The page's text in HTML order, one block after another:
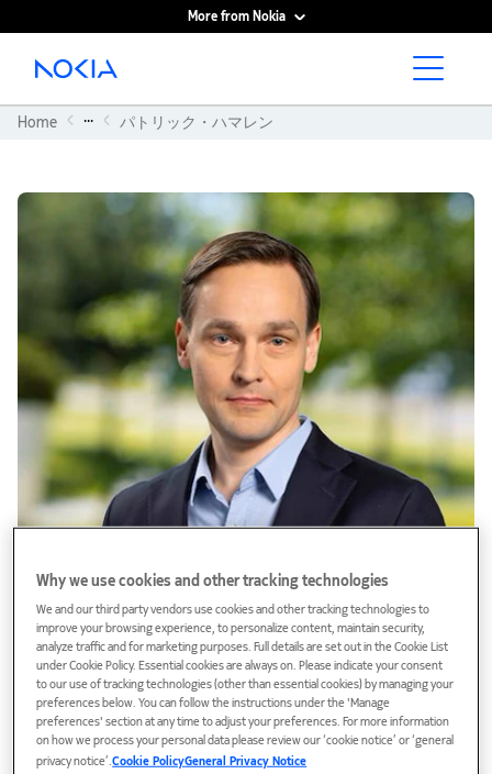
More from Nokia
Main content
Home ... パトリック・ハマレン
Why we use cookies and other tracking technologies
We and our third party vendors use cookies and other tracking technologies to
improve your browsing experience, to personalize content, maintain security,
analyze traffic and for marketing purposes. Full details are set out in the Cookie List
under Cookie Policy. Essential cookies are always on. Please indicate your consent
to our use of tracking technologies (other than essential cookies) by managing your
preferences below. You can follow the instructions under the 'Manage
preferences' section at any time to adjust your preferences. For more information
on how we process your personal data please review our ‘cookie notice’ or ‘general
privacy notice’.Cookie PolicyGeneral Privacy Notice